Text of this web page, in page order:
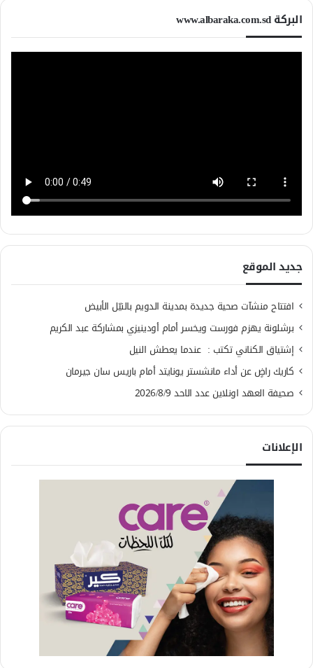
البركة www.albaraka.com.sd
جديد الموقع
افتتاح منشآت صحية جديدة بمدينة الدويم بالنيّل الأبيض
برشلونة يهزم فورست ويخسر أمام أودينيزي بمشاركة عبد الكريم
إشتياق الكناني تكتب : عندما يعطش النيل
كاريك راضٍ عن أداء مانشستر يونايتد أمام باريس سان جيرمان
صحيفة العهد اونلاين عدد الاحد 2026/8/9
الإعلانات